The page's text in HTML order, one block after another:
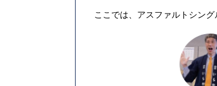
ここでは、アスファルトシン